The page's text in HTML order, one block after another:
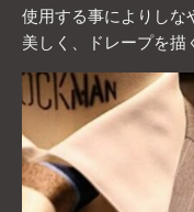
使用する事によりしな
美しく、ドレープを描